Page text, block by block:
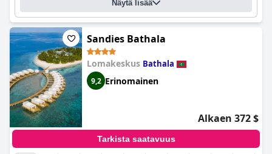
Näytä lisää
Sandies Bathala
Lomakeskus Bathala
9,2 Erinomainen
Alkaen 372 $
Tarkista saatavuus